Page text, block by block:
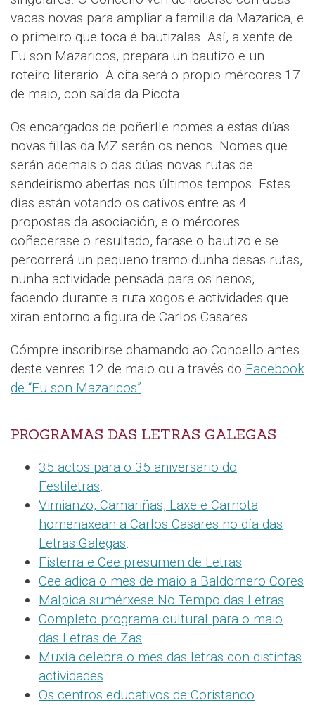
vacas novas para ampliar a familia da Mazarica, e
o primeiro que toca é bautizalas. Así, a xenfe de
Eu son Mazaricos, prepara un bautizo e un
roteiro literario. A cita será o propio mércores 17
de maio, con saída da Picota.
Os encargados de poñerlle nomes a estas dúas
novas fillas da MZ serán os nenos. Nomes que
serán ademais o das dúas novas rutas de
sendeirismo abertas nos últimos tempos. Estes
días están votando os cativos entre as 4
propostas da asociación, e o mércores
coñecerase o resultado, farase o bautizo e se
percorrerá un pequeno tramo dunha desas rutas,
nunha actividade pensada para os nenos,
facendo durante a ruta xogos e actividades que
xiran entorno a figura de Carlos Casares.
Cómpre inscribirse chamando ao Concello antes
deste venres 12 de maio ou a través do Facebook
de “Eu son Mazaricos”.
PROGRAMAS DAS LETRAS GALEGAS
35 actos para o 35 aniversario do
Festiletras.
Vimianzo, Camariñas, Laxe e Carnota
homenaxean a Carlos Casares no día das
Letras Galegas.
Fisterra e Cee presumen de Letras
Cee adica o mes de maio a Baldomero Cores
Malpica sumérxese No Tempo das Letras
Completo programa cultural para o maio
das Letras de Zas.
Muxía celebra o mes das letras con distintas
actividades.
Os centros educativos de Coristanco